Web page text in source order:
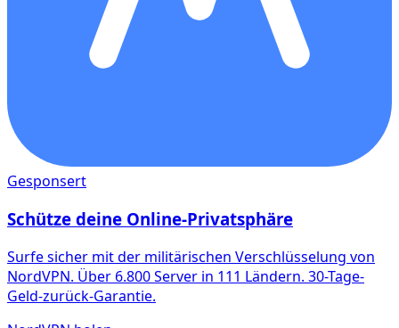
Gesponsert
Schütze deine Online-Privatsphäre
Surfe sicher mit der militärischen Verschlüsselung von
NordVPN. Über 6.800 Server in 111 Ländern. 30-Tage-
Geld-zurück-Garantie.